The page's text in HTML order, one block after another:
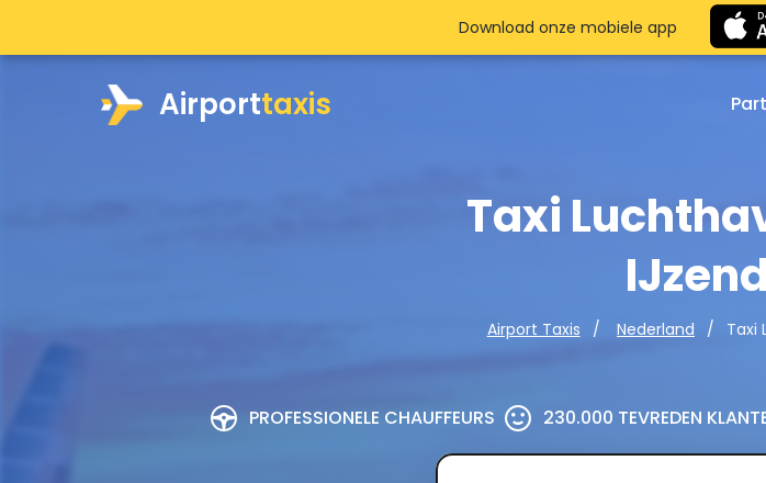
Airporttaxis
Taxi
Airport Taxis Nederland Taxi
PROFESSIONELE CHAUFFEURS 230.000 TEVREDEN
Download onze mobiele app